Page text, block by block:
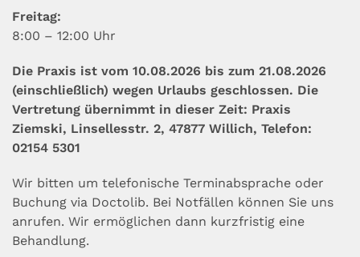
Freitag:
8:00 – 12:00 Uhr
Die Praxis ist vom 10.08.2026 bis zum 21.08.2026
(einschließlich) wegen Urlaubs geschlossen. Die
Vertretung übernimmt in dieser Zeit: Praxis
Ziemski, Linsellesstr. 2, 47877 Willich, Telefon:
02154 5301
Wir bitten um telefonische Terminabsprache oder
Buchung via Doctolib. Bei Notfällen können Sie uns
anrufen. Wir ermöglichen dann kurzfristig eine
Behandlung.